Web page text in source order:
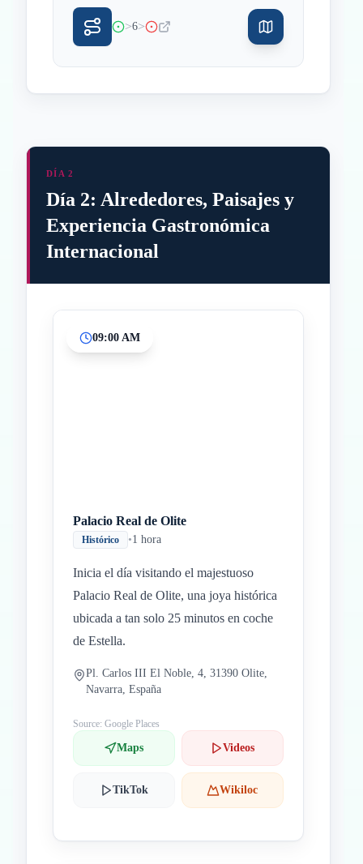
>6>
DÍA 2
Día 2: Alrededores, Paisajes y
Experiencia Gastronómica
Internacional
09:00 AM
Palacio Real de Olite
Histórico •1 hora
Inicia el día visitando el majestuoso
Palacio Real de Olite, una joya histórica
ubicada a tan solo 25 minutos en coche
de Estella.
Pl. Carlos III El Noble, 4, 31390 Olite,
Navarra, España
Source: Google Places
Maps Videos
TikTok Wikiloc